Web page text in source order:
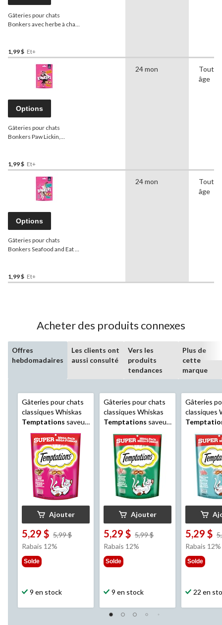
Gâteries pour chats
Bonkers avec herbe à chat,
1,99 $ Et+
Options
Gâteries pour chats
Bonkers Paw Lickin,
1,99 $ Et+
24 mon
Tout
âge
Options
Gâteries pour chats
Bonkers Seafood and Eat It,
1,99 $ Et+
24 mon
Tout
âge
Acheter des produits connexes
Offres
hebdomadaires
Les clients ont
aussi consulté
Vers les
produits
tendances
Plus de
cette
marque
Gâteries pour chats
classiques Whiskas
Temptations saveur
de boeuf copieux,
350 g
Ajouter
5,29 $ 5,99 $
Rabais 12%
Solde
9 en stock
Gâteries pour chats
classiques Whiskas
Temptations saveur
de mer, 350 g
Ajouter
5,29 $ 5,99 $
Rabais 12%
Solde
9 en stock
Gâteries
classiques
format
5,29 $
Rabais 12%
Solde
22 en